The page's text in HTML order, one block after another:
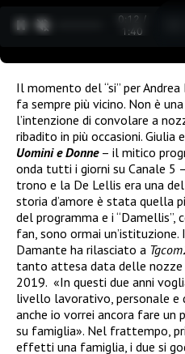
0:13 /
1:40
Il momento del “si” per
fa sempre più vicino. Non è
l’intenzione di convolare a
ribadito in più occasioni. Giulia
Uomini e Donne– il mitico
onda tutti i giorni su Canale 5
trono e la De Lellis era una
storia d’amore è stata quella
del programma e i “Damellis”,
fan, sono ormai un’istituzione.
Damante ha rilasciato a
tanto attesa data delle nozze
2019. «In questi due anni
livello lavorativo, personale e
anche io vorrei ancora fare un
su famiglia». Nel frattempo,
effetti una famiglia, i due si